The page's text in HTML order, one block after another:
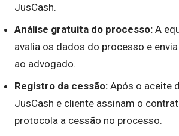
JusCash.
Análise gratuita do processo: A
avalia os dados do processo e
ao advogado.
Registro da cessão: Após o aceite
JusCash e cliente assinam o
protocola a cessão no processo.